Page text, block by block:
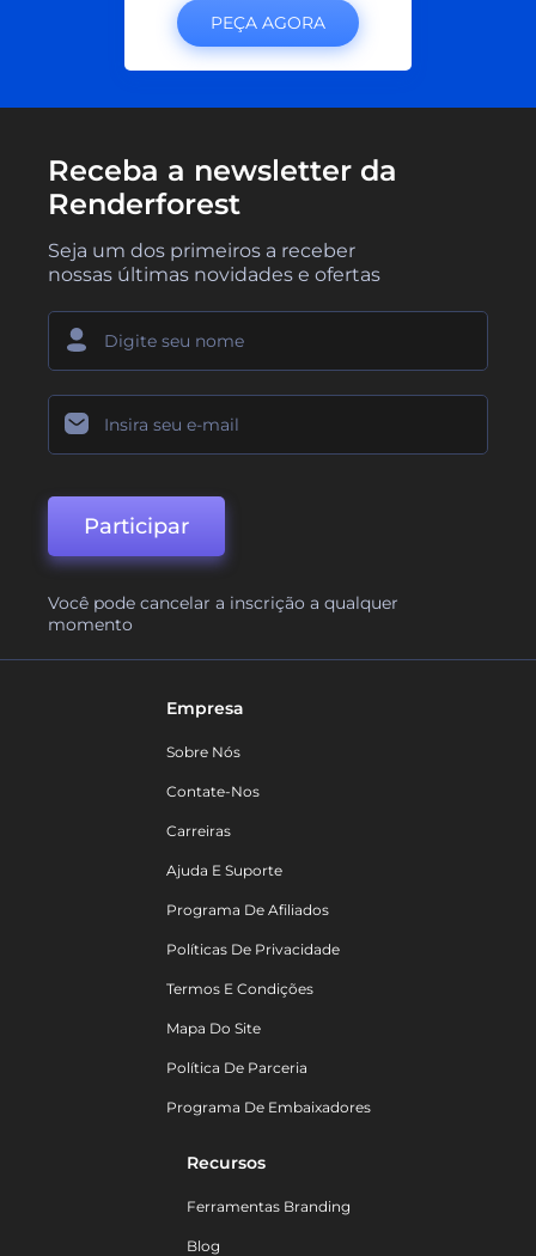
PEÇA AGORA
Receba a newsletter da
Renderforest
Seja um dos primeiros a receber
nossas últimas novidades e ofertas
Participar
Você pode cancelar a inscrição a qualquer
momento
Empresa
Sobre Nós
Contate-Nos
Carreiras
Ajuda E Suporte
Programa De Afiliados
Políticas De Privacidade
Termos E Condições
Mapa Do Site
Política De Parceria
Programa De Embaixadores
Recursos
Ferramentas Branding
Blog